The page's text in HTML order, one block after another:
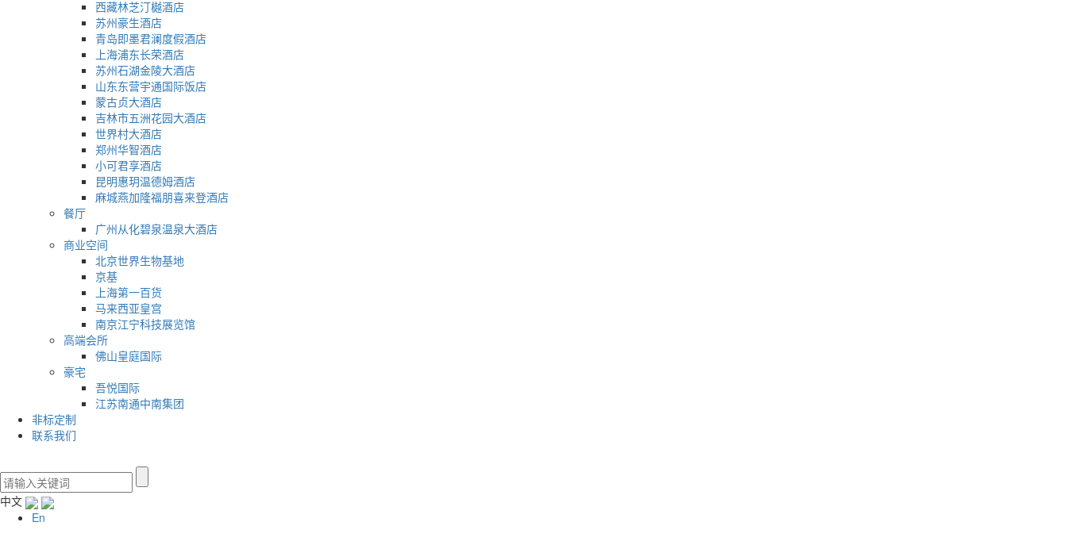
西藏林芝汀樾酒店
苏州豪生酒店
青岛即墨君澜度假酒店
上海浦东长荣酒店
苏州石湖金陵大酒店
山东东营宇通国际饭店
蒙古贞大酒店
吉林市五洲花园大酒店
世界村大酒店
郑州华智酒店
小可君享酒店
昆明惠玥温德姆酒店
麻城燕加隆福朋喜来登酒店
餐厅
广州从化碧泉温泉大酒店
商业空间
北京世界生物基地
京基
上海第一百货
马来西亚皇宫
南京江宁科技展览馆
高端会所
佛山皇庭国际
豪宅
吾悦国际
江苏南通中南集团
非标定制
联系我们
中文
En